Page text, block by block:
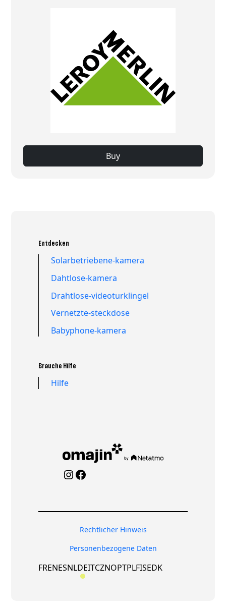
Buy
Entdecken
Solarbetriebene-kamera
Dahtlose-kamera
Drahtlose-videoturklingel
Vernetzte-steckdose
Babyphone-kamera
Brauche Hilfe
Hilfe
Instagram
Facebook
Rechtlicher Hinweis
Personenbezogene Daten
FRENESNLDEITCZNOPTPLFISEDK